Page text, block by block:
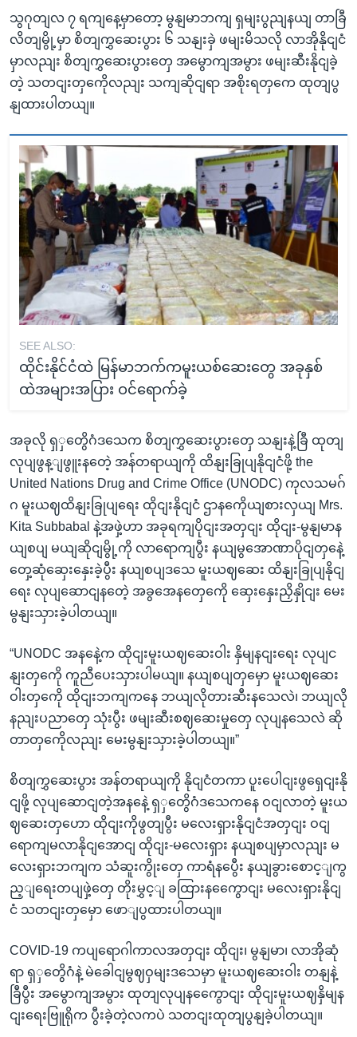
သွဂုတျလ ၇ ရကျနေ့မှာတော့ မွနျမာဘကျ ရှမျးပွညျနယျ တာခြီ
လိတျမွို့မှာ စိတျကွှဆေးပွား ၆ သနျးခှဲ ဖမျးမိသလို လာအိုနိုငျငံ
မှာလညျး စိတျကွှဆေးပွားတှေ အမွောကျအမွား ဖမျးဆီးနိုငျခဲ့
တဲ့ သတငျးတှကေိုလညျး သကျဆိုငျရာ အစိုးရတှကေ ထုတျပွ
နျထားပါတယျ။
SEE ALSO:
ထိုင်းနိုင်ငံထဲ မြန်မာဘက်ကမူးယစ်ဆေးတွေ အခုနှစ်
ထဲအများအပြား ဝင်ရောက်ခဲ့
အခုလို ရှှတွေိဂံဒသေက စိတျကွှဆေးပွားတှေ သနျးနဲ့ခြီ ထုတျ
လုပျဖွန့ျဖွူးနတေဲ့ အန်တရာယျကို ထိနျးခြုပျနိုငျငံဖို့ the
United Nations Drug and Crime Office (UNODC) ကုလသမဂ်
ဂ မူးယဈထိနျးခြုပျရေး ထိုငျးနိုငျငံ ဌာနကေိုယျစားလှယျ Mrs.
Kita Subbabal နဲ့အဖှဲ့ဟာ အခုရကျပိုငျးအတှငျး ထိုငျး-မွနျမာန
ယျစပျ မယျဆိုငျမွို့ကို လာရောကျပွီး နယျမွအောဏာပိုငျတှနေဲ့
တှေ့ဆုံဆှေးနှေးခဲ့ပွီး နယျစပျဒသေ မူးယဈဆေး ထိနျးခြုပျနိုငျ
ရေး လုပျဆောငျနတေဲ့ အခွအေနတှေကေို ဆှေးနှေးညှိနှိုငျး မေး
မွနျးသှားခဲ့ပါတယျ။
“UNODC အနနေဲ့က ထိုငျးမူးယဈဆေးဝါး နှိမျနငျးရေး လုပျင
နျးတှကေို ကူညီပေးသှားပါမယျ။ နယျစပျတှမှော မူးယဈဆေး
ဝါးတှကေို ထိုငျးဘကျကနေ ဘယျလိုတားဆီးနသေလဲ၊ ဘယျလို
နညျးပညာတှေ သုံးပွီး ဖမျးဆီးစဈဆေးမှုတှေ လုပျနသေလဲ ဆို
တာတှကေိုလညျး မေးမွနျးသှားခဲ့ပါတယျ။”
စိတျကွှဆေးပွား အန်တရာယျကို နိုငျငံတကာ ပူးပေါငျးဖွရှေငျးနို
ငျဖို့ လုပျဆောငျတဲ့အနနေဲ့ ရှှတွေိဂံဒသေကနေ ဝငျလာတဲ့ မူးယ
ဈဆေးတှဟော ထိုငျးကိုဖွတျပွီး မလေးရှားနိုငျငံအတှငျး ဝငျ
ရောကျမလာနိုငျအောငျ ထိုငျး-မလေးရှား နယျစပျမှာလညျး မ
လေးရှားဘကျက သံဆူးကွိုးတှေ ကာရံနပွေီး နယျခွားစောင့ျကွ
ည့ျရေးတပျဖှဲ့တှေ တိုးမွှင့ျ ခထြားနကွေောငျး မလေးရှားနိုငျ
ငံ သတငျးတှမှော ဖောျပွထားပါတယျ။
COVID-19 ကပျရောဂါကာလအတှငျး ထိုငျး၊ မွနျမာ၊ လာအိုဆုံ
ရာ ရှှတွေိဂံနဲ့ မဲခေါငျမွဈဝှမျးဒသေမှာ မူးယဈဆေးဝါး တနျနဲ့
ခြီပွီး အမွောကျအမွား ထုတျလုပျနကွေောငျး ထိုငျးမူးယဈနှိမျန
ငျးရေးဗြူရိုက ပွီးခဲ့တဲ့လကပဲ သတငျးထုတျပွနျခဲ့ပါတယျ။